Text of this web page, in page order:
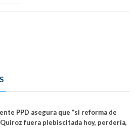
PPD asegura que “si reforma de
fuera plebiscitada hoy, perdería,